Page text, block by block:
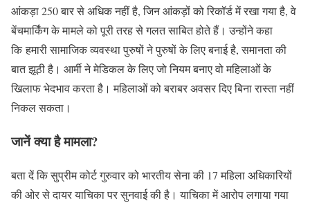
आंकड़ा 250 बार से अधिक नहीं है, जिन आंकड़ों को रिकॉर्ड में रखा गया है, वे
बेंचमार्किंग के मामले को पूरी तरह से गलत साबित होते हैं। उन्होंने कहा
कि हमारी सामाजिक व्यवस्था पुरुषों ने पुरुषों के लिए बनाई है, समानता की
बात झूठी है। आर्मी ने मेडिकल के लिए जो नियम बनाए वो महिलाओं के
खिलाफ भेदभाव करता है। महिलाओं को बराबर अवसर दिए बिना रास्ता नहीं
निकल सकता।
जानें क्या है मामला?
बता दें कि सुप्रीम कोर्ट गुरुवार को भारतीय सेना की 17 महिला अधिकारियों
की ओर से दायर याचिका पर सुनवाई की है। याचिका में आरोप लगाया गया